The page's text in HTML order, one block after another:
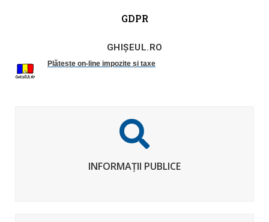
GDPR
GHIȘEUL.RO
Plătește on-line impozite și taxe
INFORMAȚII PUBLICE